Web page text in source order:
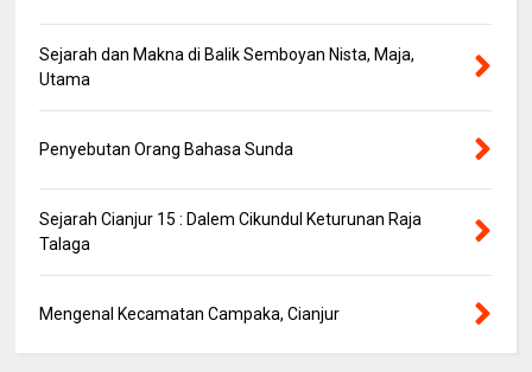
Sejarah dan Makna di Balik Semboyan Nista, Maja,
Utama
Penyebutan Orang Bahasa Sunda
Sejarah Cianjur 15 : Dalem Cikundul Keturunan Raja
Talaga
Mengenal Kecamatan Campaka, Cianjur